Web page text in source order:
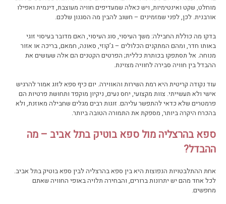
מוחלט, שקט ואינטימיות, ויש כאלה שמעדיפים חוויה מעוצבת, דינמית ואפילו
אורבנית. לכן, לפני שמזמינים – חשוב להבין מה הסגנון שלכם.
בדקו מה כוללת החבילה: משך העיסוי, סוג העיסוי, האם מדובר בעיסוי זוגי
באותו חדר, ומהם המתקנים הכלולים – ג’קוזי, סאונה, חמאם, בריכה או אזור
מנוחה. אל תסתפקו בכותרת כללית; הפרטים הקטנים הם אלה שעושים את
ההבדל בין חוויה סבירה לחוויה מצוינת.
עוד נקודה קריטית היא רמת השירות והאווירה. יום כיף ספא לזוג אמור להרגיש
אישי ולא תעשייתי. צוות מקצועי, יחס נעים, ניקיון מוקפד ותחושת פרטיות הם
פרמטרים שלא כדאי להתפשר עליהם. זוגות רבים מגלים שחבילה מאוזנת, ולא
בהכרח היקרה ביותר, מספקת את התמורה הטובה ביותר.
ספא בהרצליה מול ספא בוטיק בתל אביב – מה
ההבדל?
אחת ההתלבטויות הנפוצות היא בין ספא בהרצליה לבין ספא בוטיק בתל אביב.
לכל אחד מהם יש יתרונות ברורים, והבחירה תלויה באופי החוויה שאתם
מחפשים.